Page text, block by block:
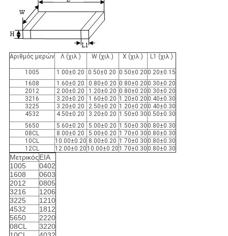
Αριθμός μερών Λ (χιλ.) W (χιλ.) Χ (χιλ.) L1 (χιλ.)
1005 1.00±0.20 0.50±0.20 0.50±0.20 0.20±0.15
1608
1.60±0.20 0.80±0.20 0.80±0.20 0.30±0.20
2012
2.00±0.20 1.20±0.20 0.80±0.20 0.30±0.20
3216
3.20±0.20 1.60±0.20 1.20±0.20 0.40±0.30
3225
3.20±0.20 2.50±0.20 1.20±0.20 0.40±0.30
4532
4.50±0.20 3.20±0.20 1.50±0.30 0.50±0.30
5650
5.60±0.20 5.00±0.20 1.50±0.30 0.80±0.30
08CL
8.00±0.20 5.00±0.20 1.70±0.30 0.80±0.30
10CL
10.00±0.20 8.00±0.20 1.70±0.30 0.80±0.30
12CL
12.00±0.20 10.00±0.20 1.70±0.30 0.80±0.30
ΜετρικόςEIA
1005
0402
1608
0603
2012
0805
3216
1206
3225
1210
4532
1812
5650
2220
08CL
3220